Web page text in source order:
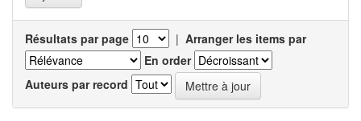
Résultats par page | Arranger les items par
En order
Auteurs par record